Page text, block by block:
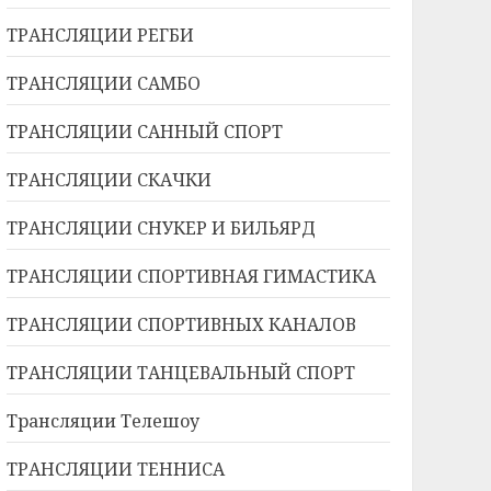
ТРАНСЛЯЦИИ РЕГБИ
ТРАНСЛЯЦИИ САМБО
ТРАНСЛЯЦИИ САННЫЙ СПОРТ
ТРАНСЛЯЦИИ СКАЧКИ
ТРАНСЛЯЦИИ СНУКЕР И БИЛЬЯРД
ТРАНСЛЯЦИИ СПОРТИВНАЯ ГИМАСТИКА
ТРАНСЛЯЦИИ СПОРТИВНЫХ КАНАЛОВ
ТРАНСЛЯЦИИ ТАНЦЕВАЛЬНЫЙ СПОРТ
Трансляции Телешоу
ТРАНСЛЯЦИИ ТЕННИСА